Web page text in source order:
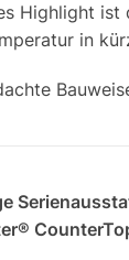
Highlight ist
in